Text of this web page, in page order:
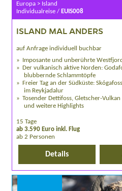
Europa > Island
Individualreise / EUIS008
ISLAND MAL ANDERS
auf Anfrage individuell buchbar
Imposante und unberührte
Der vulkanisch aktive Norden:
blubbernde Schlammtöpfe
Freier Tag an der Südküste:
im Reykjadalur
Tosender Dettifoss, Gletscher-
und weitere Highlights
15 Tage
ab 3.590 Euro inkl. Flug
ab 2 Personen
Details